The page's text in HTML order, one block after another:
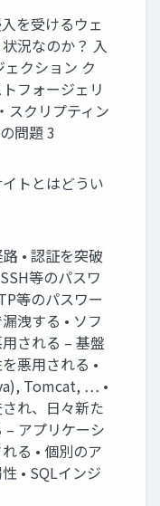
入を受けるウェ
況なのか？ 入
クション ク
フォージェリ
スクリプティン
問題 3
トとはどうい
• 認証を突破
等のパスワ
等のパスワー
洩する • ソフ
される – 基盤
悪用される •
Tomcat, … •
れ、日々新た
– アプリケーシ
る • 個別のア
• SQLインジ